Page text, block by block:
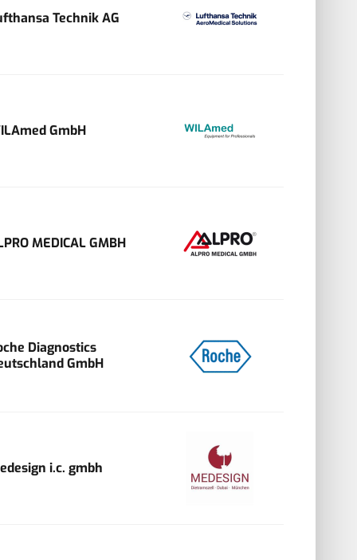
Technik AG
GmbH
MEDICAL GMBH
Diagnostics
GmbH
i.c. gmbh